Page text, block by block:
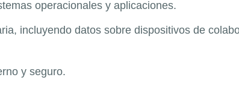
operacionales y aplicaciones.
incluyendo datos sobre dispositivos de
y seguro.